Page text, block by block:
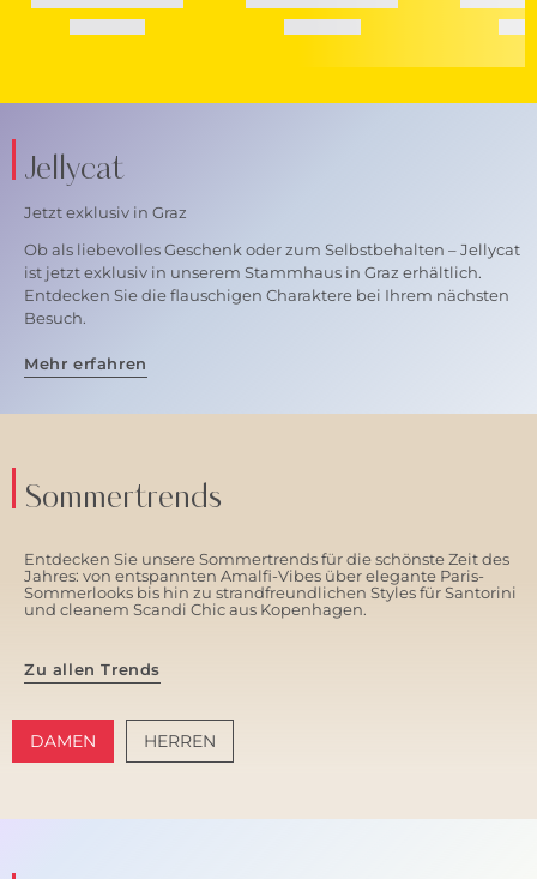
Jellycat
Jetzt exklusiv in Graz
Ob als liebevolles Geschenk oder zum Selbstbehalten – Jellycat
ist jetzt exklusiv in unserem Stammhaus in Graz erhältlich.
Entdecken Sie die flauschigen Charaktere bei Ihrem nächsten
Besuch.
Mehr erfahren
Sommertrends
Entdecken Sie unsere Sommertrends für die schönste Zeit des
Jahres: von entspannten Amalfi-Vibes über elegante Paris-
Sommerlooks bis hin zu strandfreundlichen Styles für Santorini
und cleanem Scandi Chic aus Kopenhagen.
Zu allen Trends
DAMEN HERREN